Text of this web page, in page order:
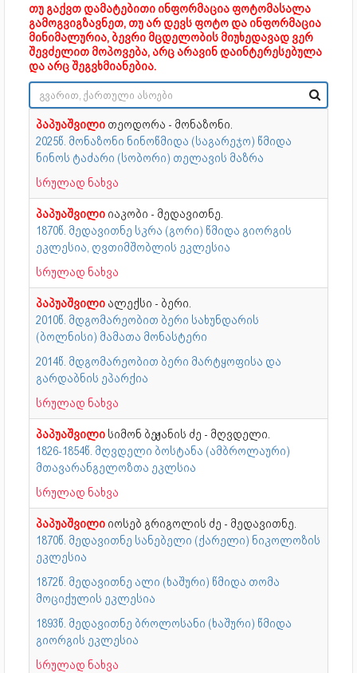
თუ გაქვთ დამატებითი ინფორმაცია ფოტომასალა
გამოგვიგზავნეთ, თუ არ დევს ფოტო და ინფორმაცია
მინიმალურია, ბევრი მცდელობის მიუხედავად ვერ
შევძელით მოპოვება, არც არავინ დაინტერესებულა
და არც შეგვხმიანებია.
პაპუაშვილი თეოდორა - მონაზონი.
2025წ. მონაზონი ნინოწმიდა (საგარეჯო) წმიდა
ნინოს ტაძარი (სობორი) თელავის მაზრა
სრულად ნახვა
პაპუაშვილი იაკობი - მედავითნე.
1870წ. მედავითნე სკრა (გორი) წმიდა გიორგის
ეკლესია, ღვთიმშობლის ეკლესია
სრულად ნახვა
პაპუაშვილი ალექსი - ბერი.
2010წ. მდგომარეობით ბერი სახუნდარის
(ბოლნისი) მამათა მონასტერი
2014წ. მდგომარეობით ბერი მარტყოფისა და
გარდაბნის ეპარქია
სრულად ნახვა
პაპუაშვილი სიმონ ბეჟანის ძე - მღვდელი.
1826-1854წ. მღვდელი ბოსტანა (ამბროლაური)
მთავარანგელოზთა ეკლსია
სრულად ნახვა
პაპუაშვილი იოსებ გრიგოლის ძე - მედავითნე.
1870წ. მედავითნე სანებელი (ქარელი) ნიკოლოზის
ეკლესია
1872წ. მედავითნე ალი (ხაშური) წმიდა თომა
მოციქულის ეკლესია
1893წ. მედავითნე ბროლოსანი (ხაშური) წმიდა
გიორგის ეკლესია
სრულად ნახვა